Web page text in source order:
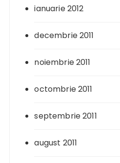
ianuarie 2012
decembrie 2011
noiembrie 2011
octombrie 2011
septembrie 2011
august 2011